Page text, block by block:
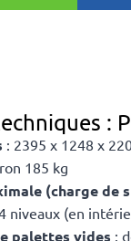
:
: 2395 x 1248 x
185 kg
(charge de
niveaux (en
palettes vides :